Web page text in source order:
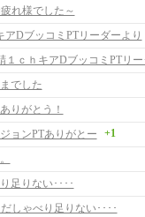
れ様でした～
アDブッコミPTリーダーより
１ｃｈキアDブッコミPTリ
でした
りがとう！
ョンPTありがとー
+1
足りない････
しゃべり足りない････